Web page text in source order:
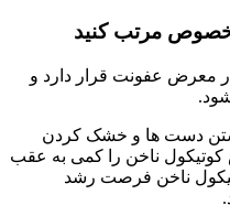
مخصوص مرتب کنید
معرض عفونت قرار دارد و
دست ها و خشک کردن
کوتیکول ناخن را کمی به عقب
ناخن فرصت رشد